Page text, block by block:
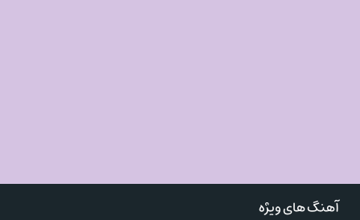
آهنگ های ویژه